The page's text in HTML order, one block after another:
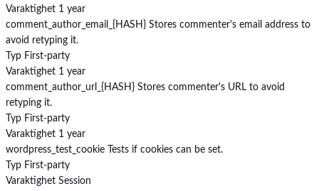
Varaktighet 1 year
comment_author_email_{HASH} Stores commenter's email address to
avoid retyping it.
Typ First-party
Varaktighet 1 year
comment_author_url_{HASH} Stores commenter's URL to avoid
retyping it.
Typ First-party
Varaktighet 1 year
wordpress_test_cookie
Tests if cookies can be set.
Typ First-party
Varaktighet Session